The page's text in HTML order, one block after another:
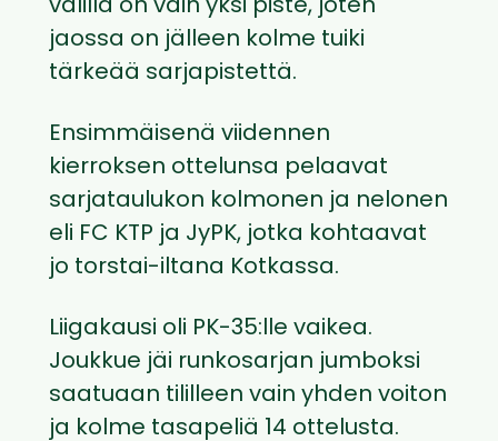
välillä on vain yksi piste, joten
jaossa on jälleen kolme tuiki
tärkeää sarjapistettä.
Ensimmäisenä viidennen
kierroksen ottelunsa pelaavat
sarjataulukon kolmonen ja nelonen
eli FC KTP ja JyPK, jotka kohtaavat
jo torstai-iltana Kotkassa.
Liigakausi oli PK-35:lle vaikea.
Joukkue jäi runkosarjan jumboksi
saatuaan tililleen vain yhden voiton
ja kolme tasapeliä 14 ottelusta.